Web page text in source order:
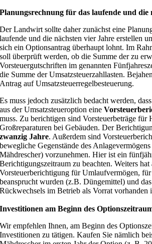
Planungsrechnung für das laufende und die
Der Landwirt sollte daher zunächst eine
laufende und die nächsten vier Jahre erstellen
sich ein Optionsantrag überhaupt lohnt. Im
soll überprüft werden, ob die Summe der zu
Vorsteuergutschriften im genannten
die Summe der Umsatzsteuerzahllasten.
Antrag auf Umsatzsteuerregelbesteuerung.
Es muss jedoch zusätzlich bedacht werden,
aus der Umsatzsteueroption eine
muss. Zu berichtigen sind Vorsteuerbeträge für
Großreparaturen bei Gebäuden. Der
zwanzig Jahre. Außerdem sind
bewegliche Gegenstände des
Mähdrescher) vorzunehmen. Hier ist ein
Berichtigungszeitraum zu beachten. Weiters hat
Vorsteuerberichtigung für Umlaufvermögen, für
beansprucht wurden (z.B. Düngemittel) und
Rückwechsels im Betrieb als Vorrat vorhanden
Investitionen am Beginn des
Wir empfehlen Ihnen, am Beginn des
Investitionen zu tätigen. Kaufen Sie nämlich